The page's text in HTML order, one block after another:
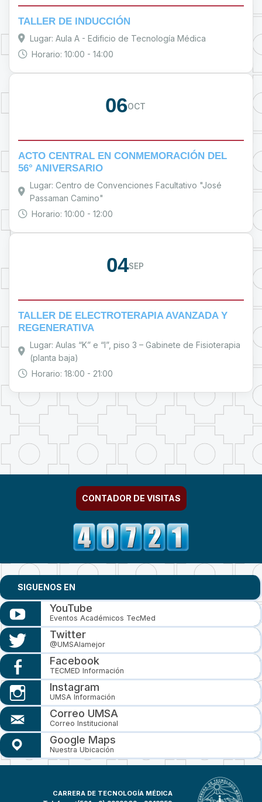
TALLER DE INDUCCIÓN
Lugar: Aula A - Edificio de Tecnología Médica
Horario: 10:00 - 14:00
06OCT
ACTO CENTRAL EN CONMEMORACIÓN DEL
56° ANIVERSARIO
Lugar: Centro de Convenciones Facultativo "José
Passaman Camino"
Horario: 10:00 - 12:00
04SEP
TALLER DE ELECTROTERAPIA AVANZADA Y
REGENERATIVA
Lugar: Aulas “K” e “I”, piso 3 – Gabinete de Fisioterapia
(planta baja)
Horario: 18:00 - 21:00
CONTADOR DE VISITAS
SIGUENOS EN
YouTube
Eventos Académicos TecMed
Twitter
@UMSAlamejor
Facebook
TECMED Información
Instagram
UMSA Información
Correo UMSA
Correo Institucional
Google Maps
Nuestra Ubicación
CARRERA DE TECNOLOGÍA MÉDICA